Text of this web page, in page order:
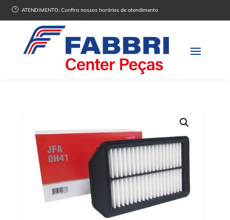
} ATENDIMENTO:Confira nossos horários de atendimento